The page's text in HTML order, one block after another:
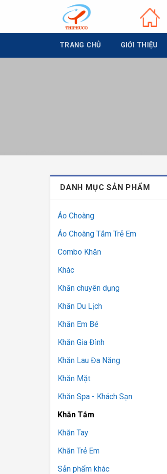
TRANG CHỦ GIỚI THIỆU
DANH MỤC SẢN PHẨM
Áo Choàng
Áo Choàng Tắm Trẻ Em
Combo Khăn
Khác
Khăn chuyên dụng
Khăn Du Lịch
Khăn Em Bé
Khăn Gia Đình
Khăn Lau Đa Năng
Khăn Mặt
Khăn Spa - Khách Sạn
Khăn Tắm
Khăn Tay
Khăn Trẻ Em
Sản phẩm khác